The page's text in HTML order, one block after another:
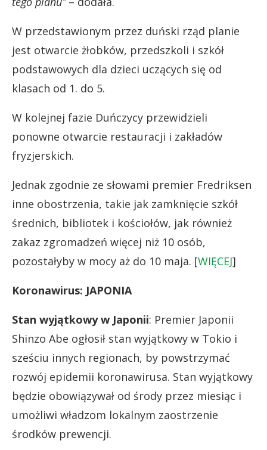
W przedstawionym przez duński rząd planie
jest otwarcie żłobków, przedszkoli i szkół
podstawowych dla dzieci uczących się od
klasach od 1. do 5.
W kolejnej fazie Duńczycy przewidzieli
ponowne otwarcie restauracji i zakładów
fryzjerskich.
Jednak zgodnie ze słowami premier Fredriksen
inne obostrzenia, takie jak zamknięcie szkół
średnich, bibliotek i kościołów, jak również
zakaz zgromadzeń więcej niż 10 osób,
pozostałyby w mocy aż do 10 maja. [WIĘCEJ]
Koronawirus: JAPONIA
Stan wyjątkowy w Japonii: Premier Japonii
Shinzo Abe ogłosił stan wyjątkowy w Tokio i
sześciu innych regionach, by powstrzymać
rozwój epidemii koronawirusa. Stan wyjątkowy
będzie obowiązywał od środy przez miesiąc i
umożliwi władzom lokalnym zaostrzenie
środków prewencji.